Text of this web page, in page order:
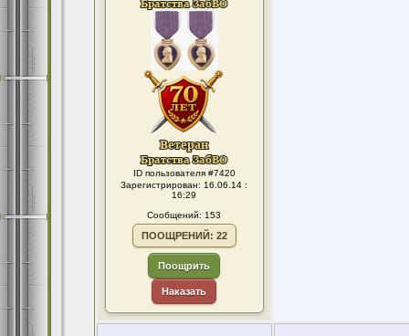
ID пользователя #7420
Зарегистрирован: 16.06.14 :
16:29
Сообщений: 153
ПООЩРЕНИЙ: 22
Поощрить
Наказать